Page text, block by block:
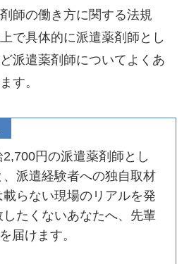
師の働き方に関する法規
で具体的に派遣薬剤師とし
派遣薬剤師についてよくあ
す。
円の派遣薬剤師とし
派遣経験者への独自取材
らない現場のリアルを発
たくないあなたへ、先輩
届けます。